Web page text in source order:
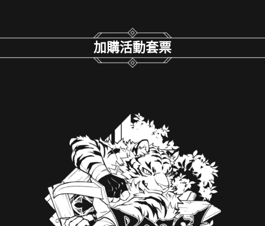
加購活動套票